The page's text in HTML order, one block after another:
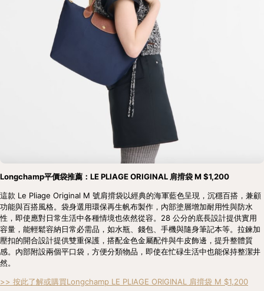
Longchamp平價袋推薦：LE PLIAGE ORIGINAL 肩揹袋 M $1,200
這款 Le Pliage Original M 號肩揹袋以經典的海軍藍色呈現，沉穩百搭，兼顧
功能與百搭風格。袋身選用環保再生帆布製作，內部塗層增加耐用性與防水
性，即使應對日常生活中各種情境也依然從容。28 公分的底長設計提供實用
容量，能輕鬆容納日常必需品，如水瓶、錢包、手機與隨身筆記本等。拉鍊加
壓扣的開合設計提供雙重保護，搭配金色金屬配件與牛皮飾邊，提升整體質
感。內部附設兩個平口袋，方便分類物品，即使在忙碌生活中也能保持整潔井
然。
>> 按此了解或購買Longchamp LE PLIAGE ORIGINAL 肩揹袋 M $1,200